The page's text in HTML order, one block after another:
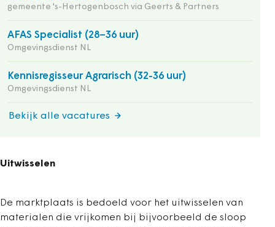
gemeente 's-Hertogenbosch via Geerts & Partners
AFAS Specialist (28–36 uur)
Omgevingsdienst NL
Kennisregisseur Agrarisch (32-36 uur)
Omgevingsdienst NL
Bekijk alle vacatures
Uitwisselen
De marktplaats is bedoeld voor het uitwisselen van
materialen die vrijkomen bij bijvoorbeeld de sloop